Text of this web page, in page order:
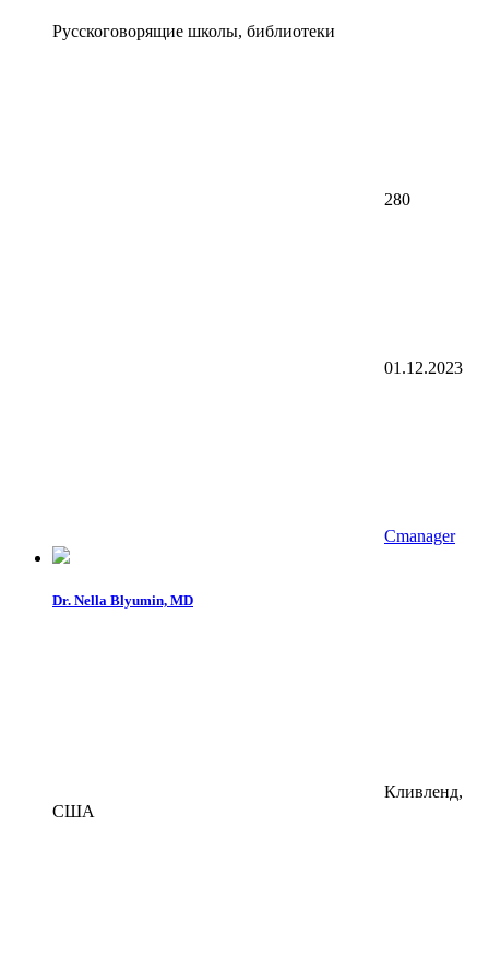
Русскоговорящие школы, библиотеки
280
01.12.2023
Cmanager
Dr. Nella Blyumin, MD
Кливленд,
США